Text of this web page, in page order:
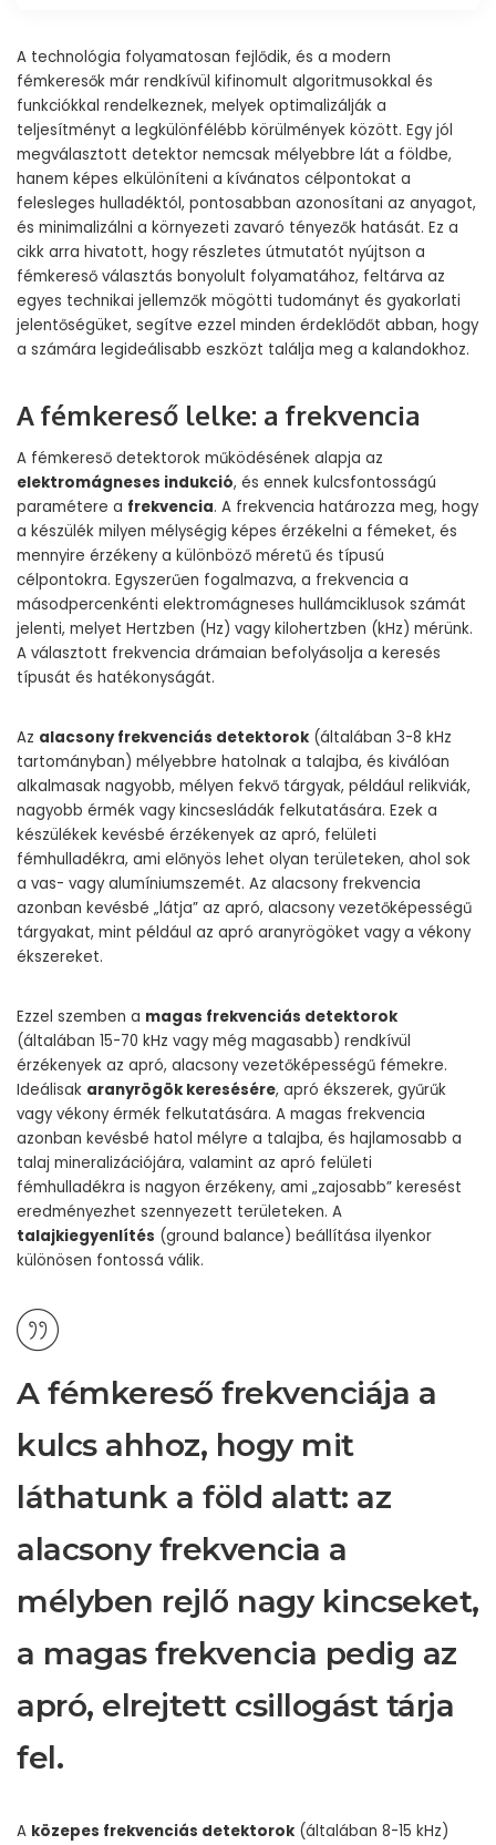
A technológia folyamatosan fejlődik, és a modern
fémkeresők már rendkívül kifinomult algoritmusokkal és
funkciókkal rendelkeznek, melyek optimalizálják a
teljesítményt a legkülönfélébb körülmények között. Egy jól
megválasztott detektor nemcsak mélyebbre lát a földbe,
hanem képes elkülöníteni a kívánatos célpontokat a
felesleges hulladéktól, pontosabban azonosítani az anyagot,
és minimalizálni a környezeti zavaró tényezők hatását. Ez a
cikk arra hivatott, hogy részletes útmutatót nyújtson a
fémkereső választás bonyolult folyamatához, feltárva az
egyes technikai jellemzők mögötti tudományt és gyakorlati
jelentőségüket, segítve ezzel minden érdeklődőt abban, hogy
a számára legideálisabb eszközt találja meg a kalandokhoz.
A fémkereső lelke: a frekvencia
A fémkereső detektorok működésének alapja az
elektromágneses indukció, és ennek kulcsfontosságú
paramétere a frekvencia. A frekvencia határozza meg, hogy
a készülék milyen mélységig képes érzékelni a fémeket, és
mennyire érzékeny a különböző méretű és típusú
célpontokra. Egyszerűen fogalmazva, a frekvencia a
másodpercenkénti elektromágneses hullámciklusok számát
jelenti, melyet Hertzben (Hz) vagy kilohertzben (kHz) mérünk.
A választott frekvencia drámaian befolyásolja a keresés
típusát és hatékonyságát.
Az alacsony frekvenciás detektorok (általában 3-8 kHz
tartományban) mélyebbre hatolnak a talajba, és kiválóan
alkalmasak nagyobb, mélyen fekvő tárgyak, például relikviák,
nagyobb érmék vagy kincsesládák felkutatására. Ezek a
készülékek kevésbé érzékenyek az apró, felületi
fémhulladékra, ami előnyös lehet olyan területeken, ahol sok
a vas- vagy alumíniumszemét. Az alacsony frekvencia
azonban kevésbé „látja” az apró, alacsony vezetőképességű
tárgyakat, mint például az apró aranyrögöket vagy a vékony
ékszereket.
Ezzel szemben a magas frekvenciás detektorok
(általában 15-70 kHz vagy még magasabb) rendkívül
érzékenyek az apró, alacsony vezetőképességű fémekre.
Ideálisak aranyrögök keresésére, apró ékszerek, gyűrűk
vagy vékony érmék felkutatására. A magas frekvencia
azonban kevésbé hatol mélyre a talajba, és hajlamosabb a
talaj mineralizációjára, valamint az apró felületi
fémhulladékra is nagyon érzékeny, ami „zajosabb” keresést
eredményezhet szennyezett területeken. A
talajkiegyenlítés (ground balance) beállítása ilyenkor
különösen fontossá válik.
A fémkereső frekvenciája a
kulcs ahhoz, hogy mit
láthatunk a föld alatt: az
alacsony frekvencia a
mélyben rejlő nagy kincseket,
a magas frekvencia pedig az
apró, elrejtett csillogást tárja
fel.
A közepes frekvenciás detektorok (általában 8-15 kHz)